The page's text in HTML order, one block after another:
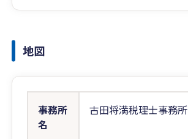
地図
事務所
名
古田将満税理士事務所